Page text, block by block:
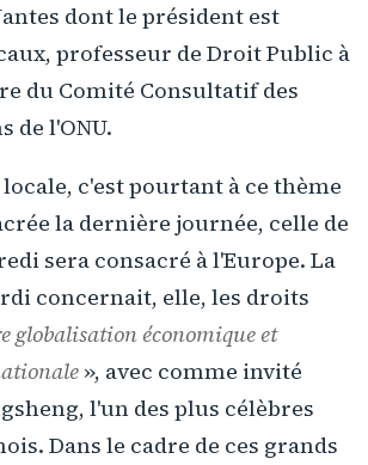
dont le président est
professeur de Droit Public à
du Comité Consultatif des
de l'ONU.
c'est pourtant à ce thème
la dernière journée, celle de
sera consacré à l'Europe. La
concernait, elle, les droits
globalisation économique et
», avec comme invité
l'un des plus célèbres
Dans le cadre de ces grands